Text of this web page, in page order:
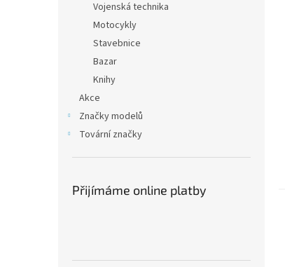
Vojenská technika
Motocykly
Stavebnice
Bazar
Knihy
Akce
Značky modelů
Tovární značky
Přijímáme online platby